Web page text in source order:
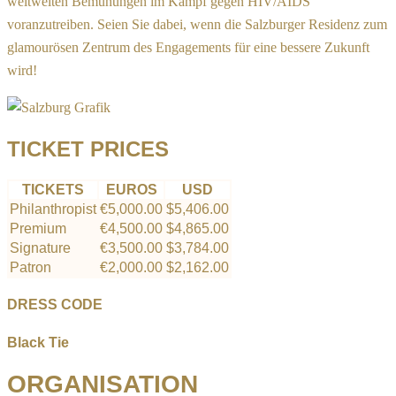
voranzutreiben. Seien Sie dabei, wenn die Salzburger Residenz zum
glamourösen Zentrum des Engagements für eine bessere Zukunft
wird!
TICKET PRICES
TICKETS EUROS
USD
Philanthropist €5,000.00 $5,406.00
Premium
€4,500.00 $4,865.00
Signature
€3,500.00 $3,784.00
Patron
€2,000.00 $2,162.00
DRESS CODE
Black Tie
ORGANISATION